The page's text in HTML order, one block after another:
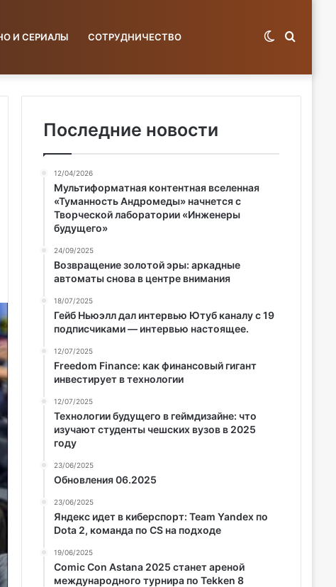
И СЕРИАЛЫ СОТРУДНИЧЕСТВО Switch
Последние новости
12/04/2026
Мультиформатная контентная вселенная
«Туманность Андромеды» начнется с
Творческой лаборатории «Инженеры
будущего»
24/09/2025
Возвращение золотой эры: аркадные
автоматы снова в центре внимания
18/07/2025
Гейб Ньюэлл дал интервью Ютуб каналу с 19
подписчиками — интервью настоящее.
12/07/2025
Freedom Finance: как финансовый гигант
инвестирует в технологии
12/07/2025
Технологии будущего в геймдизайне: что
изучают студенты чешских вузов в 2025
году
23/06/2025
Обновления 06.2025
23/06/2025
Яндекс идет в киберспорт: Team Yandex по
Dota 2, команда по CS на подходе
19/06/2025
Comic Con Astana 2025 станет ареной
международного турнира по Tekken 8